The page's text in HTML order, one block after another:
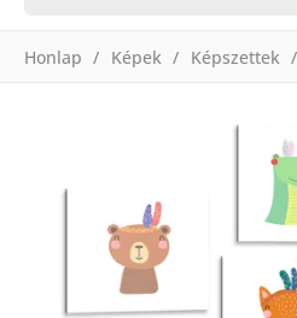
Honlap Képek Képszettek